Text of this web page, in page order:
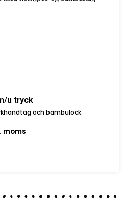
u tryck
och bambulock
moms